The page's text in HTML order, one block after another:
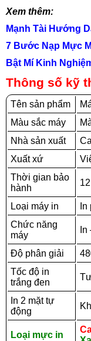
Xem thêm:
Mạnh Tài Hướng
7 Bước Nạp Mực
Bật Mí Kinh
Thông số kỹ
Tên sản phẩm
Màu sắc máy
Nhà sản xuất
Xuất xứ
Thời gian bảo
hành
Loại máy in
Chức năng
máy
Độ phân giải
Tốc độ in
trắng đen
In 2 mặt tự
động
Loại mực in